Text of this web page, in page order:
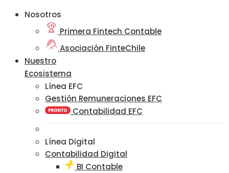
Nosotros
Primera Fintech Contable
Asociación FinteChile
Nuestro
Ecosistema
Línea EFC
Gestión Remuneraciones EFC
Contabilidad EFC
Línea Digital
Contabilidad Digital
BI Contable